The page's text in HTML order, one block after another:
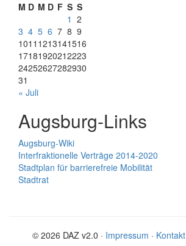
M D M D F S S
1 2
3 4 5 6 7 8 9
1011 1213141516
17181920212223
24252627282930
31
« Juli
Augsburg-Links
Augsburg-Wiki
Interfraktionelle Verträge 2014-2020
Stadtplan für barrierefreie Mobilität
Stadtrat
© 2026 DAZ v2.0 · Impressum · Kontakt